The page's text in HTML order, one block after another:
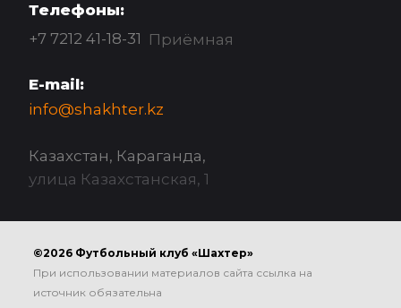
Телефоны:
+7 7212 41-18-31 Приёмная
E-mail:
info@shakhter.kz
Казахстан, Караганда,
улица Казахстанская, 1
©2026 Футбольный клуб «Шахтер»
При использовании материалов сайта ссылка на
источник обязательна